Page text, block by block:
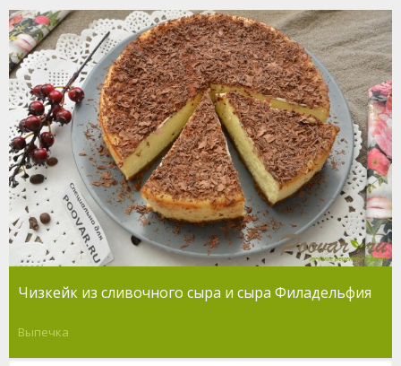
Чизкейк из сливочного сыра и сыра Филадельфия
Выпечка